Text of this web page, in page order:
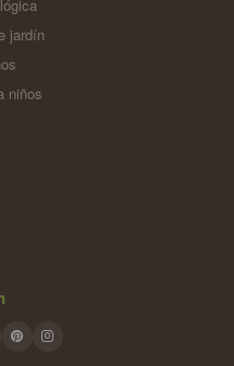
jardín
niños